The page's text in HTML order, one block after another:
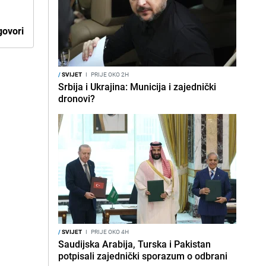
/SVIJET I PRIJE OKO 2H
Srbija i Ukrajina: Municija i zajednički
dronovi?
/SVIJET I PRIJE OKO 4H
Saudijska Arabija, Turska i Pakistan
potpisali zajednički sporazum o odbrani